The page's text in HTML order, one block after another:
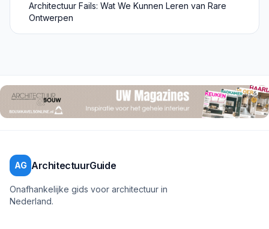
Architectuur Fails: Wat We Kunnen Leren van Rare
Ontwerpen
AG ArchitectuurGuide
Onafhankelijke gids voor architectuur in
Nederland.